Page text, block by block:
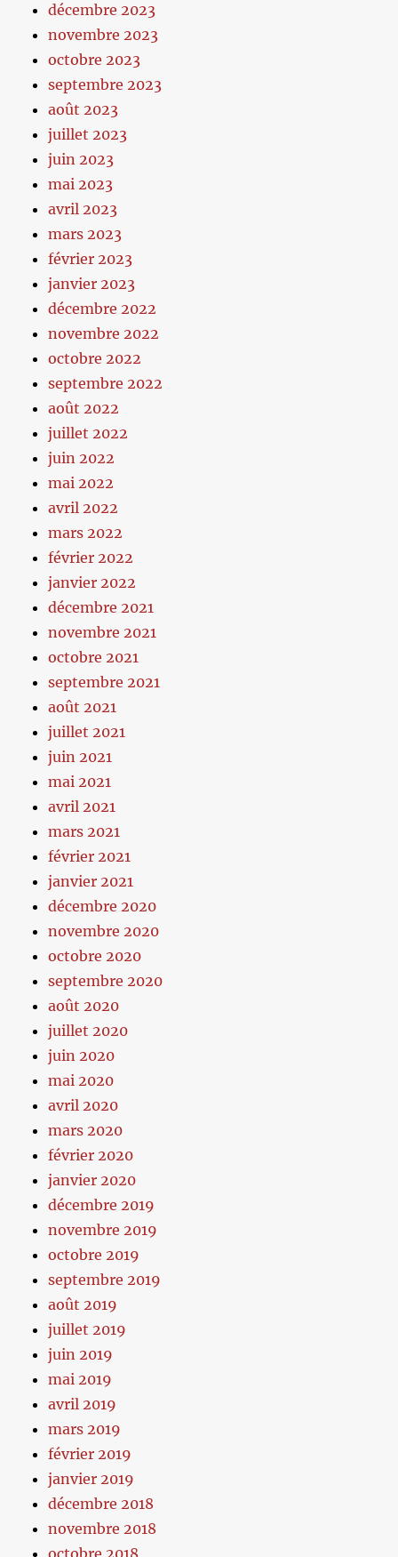
décembre 2023
novembre 2023
octobre 2023
septembre 2023
août 2023
juillet 2023
juin 2023
mai 2023
avril 2023
mars 2023
février 2023
janvier 2023
décembre 2022
novembre 2022
octobre 2022
septembre 2022
août 2022
juillet 2022
juin 2022
mai 2022
avril 2022
mars 2022
février 2022
janvier 2022
décembre 2021
novembre 2021
octobre 2021
septembre 2021
août 2021
juillet 2021
juin 2021
mai 2021
avril 2021
mars 2021
février 2021
janvier 2021
décembre 2020
novembre 2020
octobre 2020
septembre 2020
août 2020
juillet 2020
juin 2020
mai 2020
avril 2020
mars 2020
février 2020
janvier 2020
décembre 2019
novembre 2019
octobre 2019
septembre 2019
août 2019
juillet 2019
juin 2019
mai 2019
avril 2019
mars 2019
février 2019
janvier 2019
décembre 2018
novembre 2018
octobre 2018